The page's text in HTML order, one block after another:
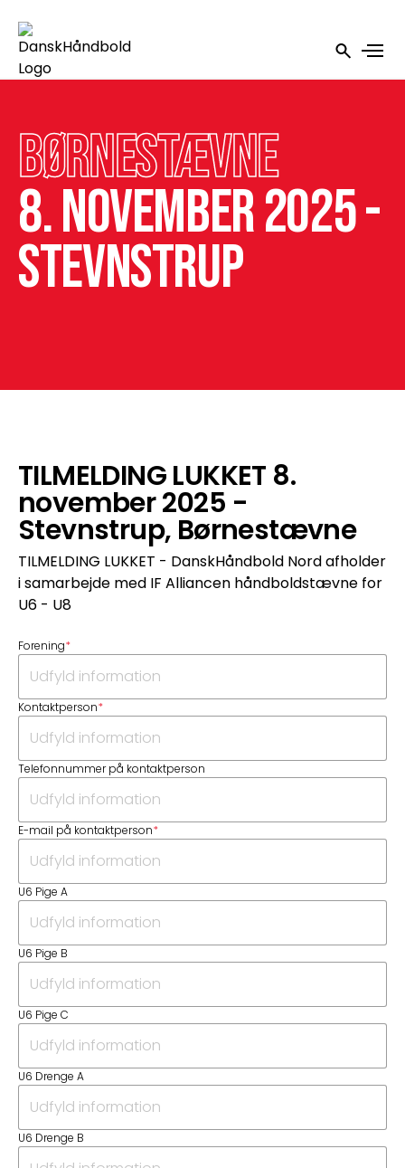
Børnestævne
8. november 2025 -
Stevnstrup
TILMELDING LUKKET 8.
november 2025 -
Stevnstrup, Børnestævne
TILMELDING LUKKET - DanskHåndbold Nord afholder
i samarbejde med IF Alliancen håndboldstævne for
U6 - U8
Forening*
Kontaktperson*
Telefonnummer på kontaktperson
E-mail på kontaktperson*
U6 Pige A
U6 Pige B
U6 Pige C
U6 Drenge A
U6 Drenge B